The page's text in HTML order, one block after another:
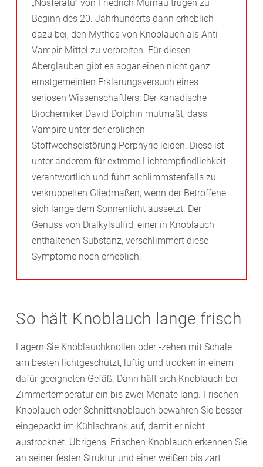
„Nosferatu“ von Friedrich Murnau trugen zu
Beginn des 20. Jahrhunderts dann erheblich
dazu bei, den Mythos von Knoblauch als Anti-
Vampir-Mittel zu verbreiten. Für diesen
Aberglauben gibt es sogar einen nicht ganz
ernstgemeinten Erklärungsversuch eines
seriösen Wissenschaftlers: Der kanadische
Biochemiker David Dolphin mutmaßt, dass
Vampire unter der erblichen
Stoffwechselstörung Porphyrie leiden. Diese ist
unter anderem für extreme Lichtempfindlichkeit
verantwortlich und führt schlimmstenfalls zu
verkrüppelten Gliedmaßen, wenn der Betroffene
sich lange dem Sonnenlicht aussetzt. Der
Genuss von Dialkylsulfid, einer in Knoblauch
enthaltenen Substanz, verschlimmert diese
Symptome noch erheblich.
So hält Knoblauch lange frisch
Lagern Sie Knoblauchknollen oder -zehen mit Schale
am besten lichtgeschützt, luftig und trocken in einem
dafür geeigneten Gefäß. Dann hält sich Knoblauch bei
Zimmertemperatur ein bis zwei Monate lang. Frischen
Knoblauch oder Schnittknoblauch bewahren Sie besser
eingepackt im Kühlschrank auf, damit er nicht
austrocknet. Übrigens: Frischen Knoblauch erkennen Sie
an seiner festen Struktur und einer weißen bis zart